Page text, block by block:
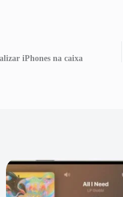
iPhones na caixa